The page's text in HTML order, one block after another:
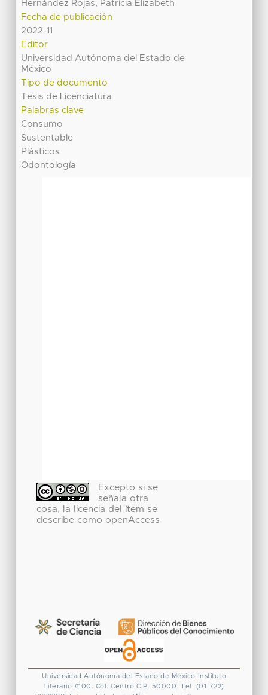
Hernández Rojas, Patricia Elizabeth
Fecha de publicación
2022-11
Editor
Universidad Autónoma del Estado de
México
Tipo de documento
Tesis de Licenciatura
Palabras clave
Consumo
Sustentable
Plásticos
Odontología
Excepto si se
señala otra
cosa, la licencia del ítem se
describe como openAccess
Universidad Autónoma del Estado de México
Instituto
Literario #100. Col. Centro C.P. 50000. Tel. (01-722)